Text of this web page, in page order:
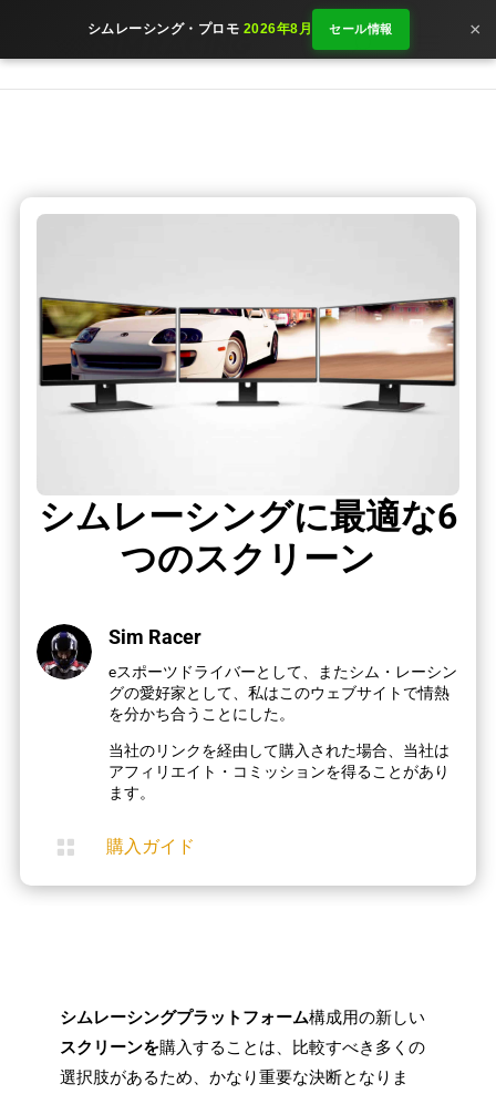
シムレーシング・プロモ 2026年8月 セール情報 ×
シムレーシングに最適な6
つのスクリーン
Sim Racer
eスポーツドライバーとして、またシム・レーシン
グの愛好家として、私はこのウェブサイトで情熱
を分かち合うことにした。
当社のリンクを経由して購入された場合、当社は
アフィリエイト・コミッションを得ることがあり
ます。
 購入ガイド
シムレーシングプラットフォーム構成用の新しい
スクリーンを購入することは、比較すべき多くの
選択肢があるため、かなり重要な決断となりま